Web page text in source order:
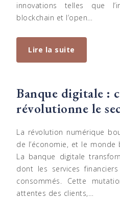
innovations telles que
blockchain et l’open…
Lire la suite
Banque digitale :
révolutionne le
La révolution numérique
de l’économie, et le monde
La banque digitale
dont les services
consommés. Cette
attentes des clients,…